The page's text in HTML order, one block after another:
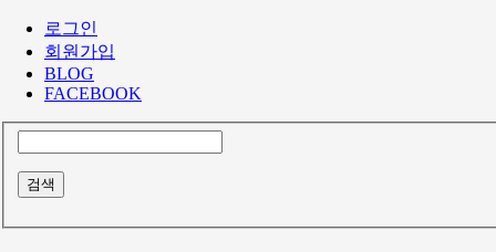
로그인
회원가입
BLOG
FACEBOOK